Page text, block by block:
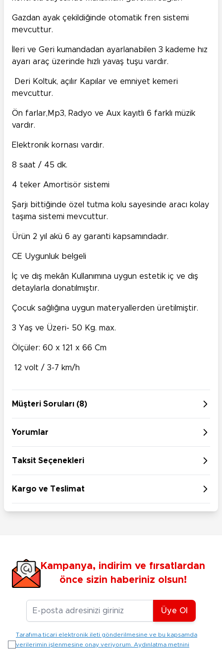
Gazdan ayak çekildiğinde otomatik fren sistemi
mevcuttur.
İleri ve Geri kumandadan ayarlanabilen 3 kademe hız
ayarı araç üzerinde hızlı yavaş tuşu vardır.
Deri Koltuk, açılır Kapılar ve emniyet kemeri
mevcuttur.
Ön farlar,Mp3, Radyo ve Aux kayıtlı 6 farklı müzik
vardır.
Elektronik kornası vardır.
8 saat / 45 dk.
4 teker Amortisör sistemi
Şarjı bittiğinde özel tutma kolu sayesinde aracı kolay
taşıma sistemi mevcuttur.
Ürün 2 yıl akü 6 ay garanti kapsamındadır.
CE Uygunluk belgeli
İç ve dış mekân Kullanımına uygun estetik iç ve dış
detaylarla donatılmıştır.
Çocuk sağlığına uygun materyallerden üretilmiştir.
3 Yaş ve Üzeri- 50 Kg. max.
Ölçüler: 60 x 121 x 66 Cm
12 volt / 3-7 km/h
Müşteri Soruları (8)
Yorumlar
Taksit Seçenekleri
Kargo ve Teslimat
Kampanya, indirim ve fırsatlardan
önce sizin haberiniz olsun!
E-posta Adresiniz
Üye Ol
Tarafıma ticari elektronik ileti gönderilmesine ve bu kapsamda
verilerimin işlenmesine onay veriyorum. Aydınlatma metnini